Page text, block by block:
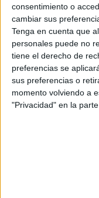
consentimiento o
cambiar sus
Tenga en cuenta que
personales puede no
tiene el derecho de
preferencias se
sus preferencias o
momento volviendo a
"Privacidad" en la
Web pensada
productos
aficionados los
Divulgación
Dossier
Webs
Comunicados